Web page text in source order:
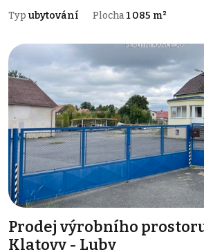
Typ ubytování Plocha1 085 m²
Prodej výrobního prostoru
Klatovy - Luby